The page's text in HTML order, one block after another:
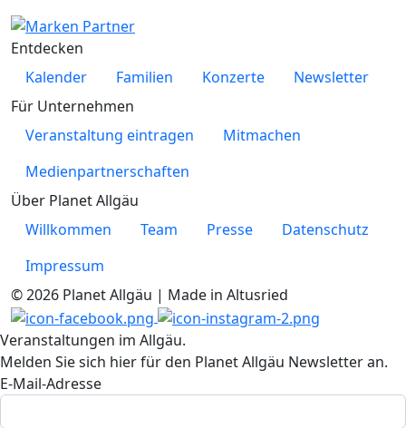
Entdecken
Kalender
Familien Konzerte
Newsletter
Für Unternehmen
Veranstaltung eintragen
Mitmachen
Medienpartnerschaften
Über Planet Allgäu
Willkommen
Team Presse
Datenschutz
Impressum
© 2026 Planet Allgäu | Made in Altusried
Veranstaltungen im Allgäu.
Melden Sie sich hier für den Planet Allgäu Newsletter an.
E-Mail-Adresse